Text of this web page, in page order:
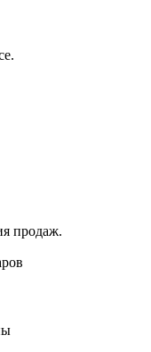
продаж.